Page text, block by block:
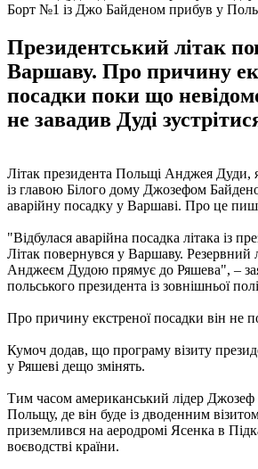
Борт №1 із Джо Байденом прибув у
Президентський літак
Варшаву. Про причину
посадки поки що
не завадив Дуді
Літак президента Польщі Анджея Дуди,
із главою Білого дому Джозефом
аварійну посадку у Варшаві. Про це
"Відбулася аварійна посадка літака із
Літак повернувся у Варшаву. Резервний
Анджеєм Дудою прямує до Ряшева", –
польського президента із зовнішньої
Про причину екстреної посадки він не
Кумоч додав, що програму візиту
у Ряшеві дещо змінять.
Тим часом американський лідер
Польщу, де він буде із дводенним
приземлився на аеродромі Ясенка в
воєводстві країни.